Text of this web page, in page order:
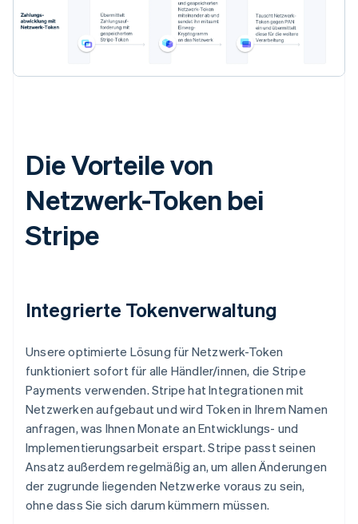
Die Vorteile von
Netzwerk-Token bei
Stripe
Integrierte Tokenverwaltung
Unsere optimierte Lösung für Netzwerk-Token
funktioniert sofort für alle Händler/innen, die Stripe
Payments verwenden. Stripe hat Integrationen mit
Netzwerken aufgebaut und wird Token in Ihrem Namen
anfragen, was Ihnen Monate an Entwicklungs- und
Implementierungsarbeit erspart. Stripe passt seinen
Ansatz außerdem regelmäßig an, um allen Änderungen
der zugrunde liegenden Netzwerke voraus zu sein,
ohne dass Sie sich darum kümmern müssen.